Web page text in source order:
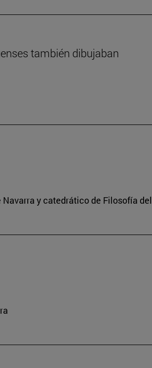
también dibujaban
y catedrático de Filosofía